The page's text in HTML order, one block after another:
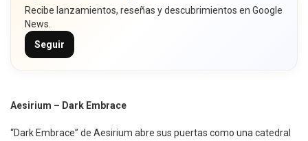
Recibe lanzamientos, reseñas y descubrimientos en Google
News.
Seguir
Aesirium – Dark Embrace
“Dark Embrace” de Aesirium abre sus puertas como una catedral